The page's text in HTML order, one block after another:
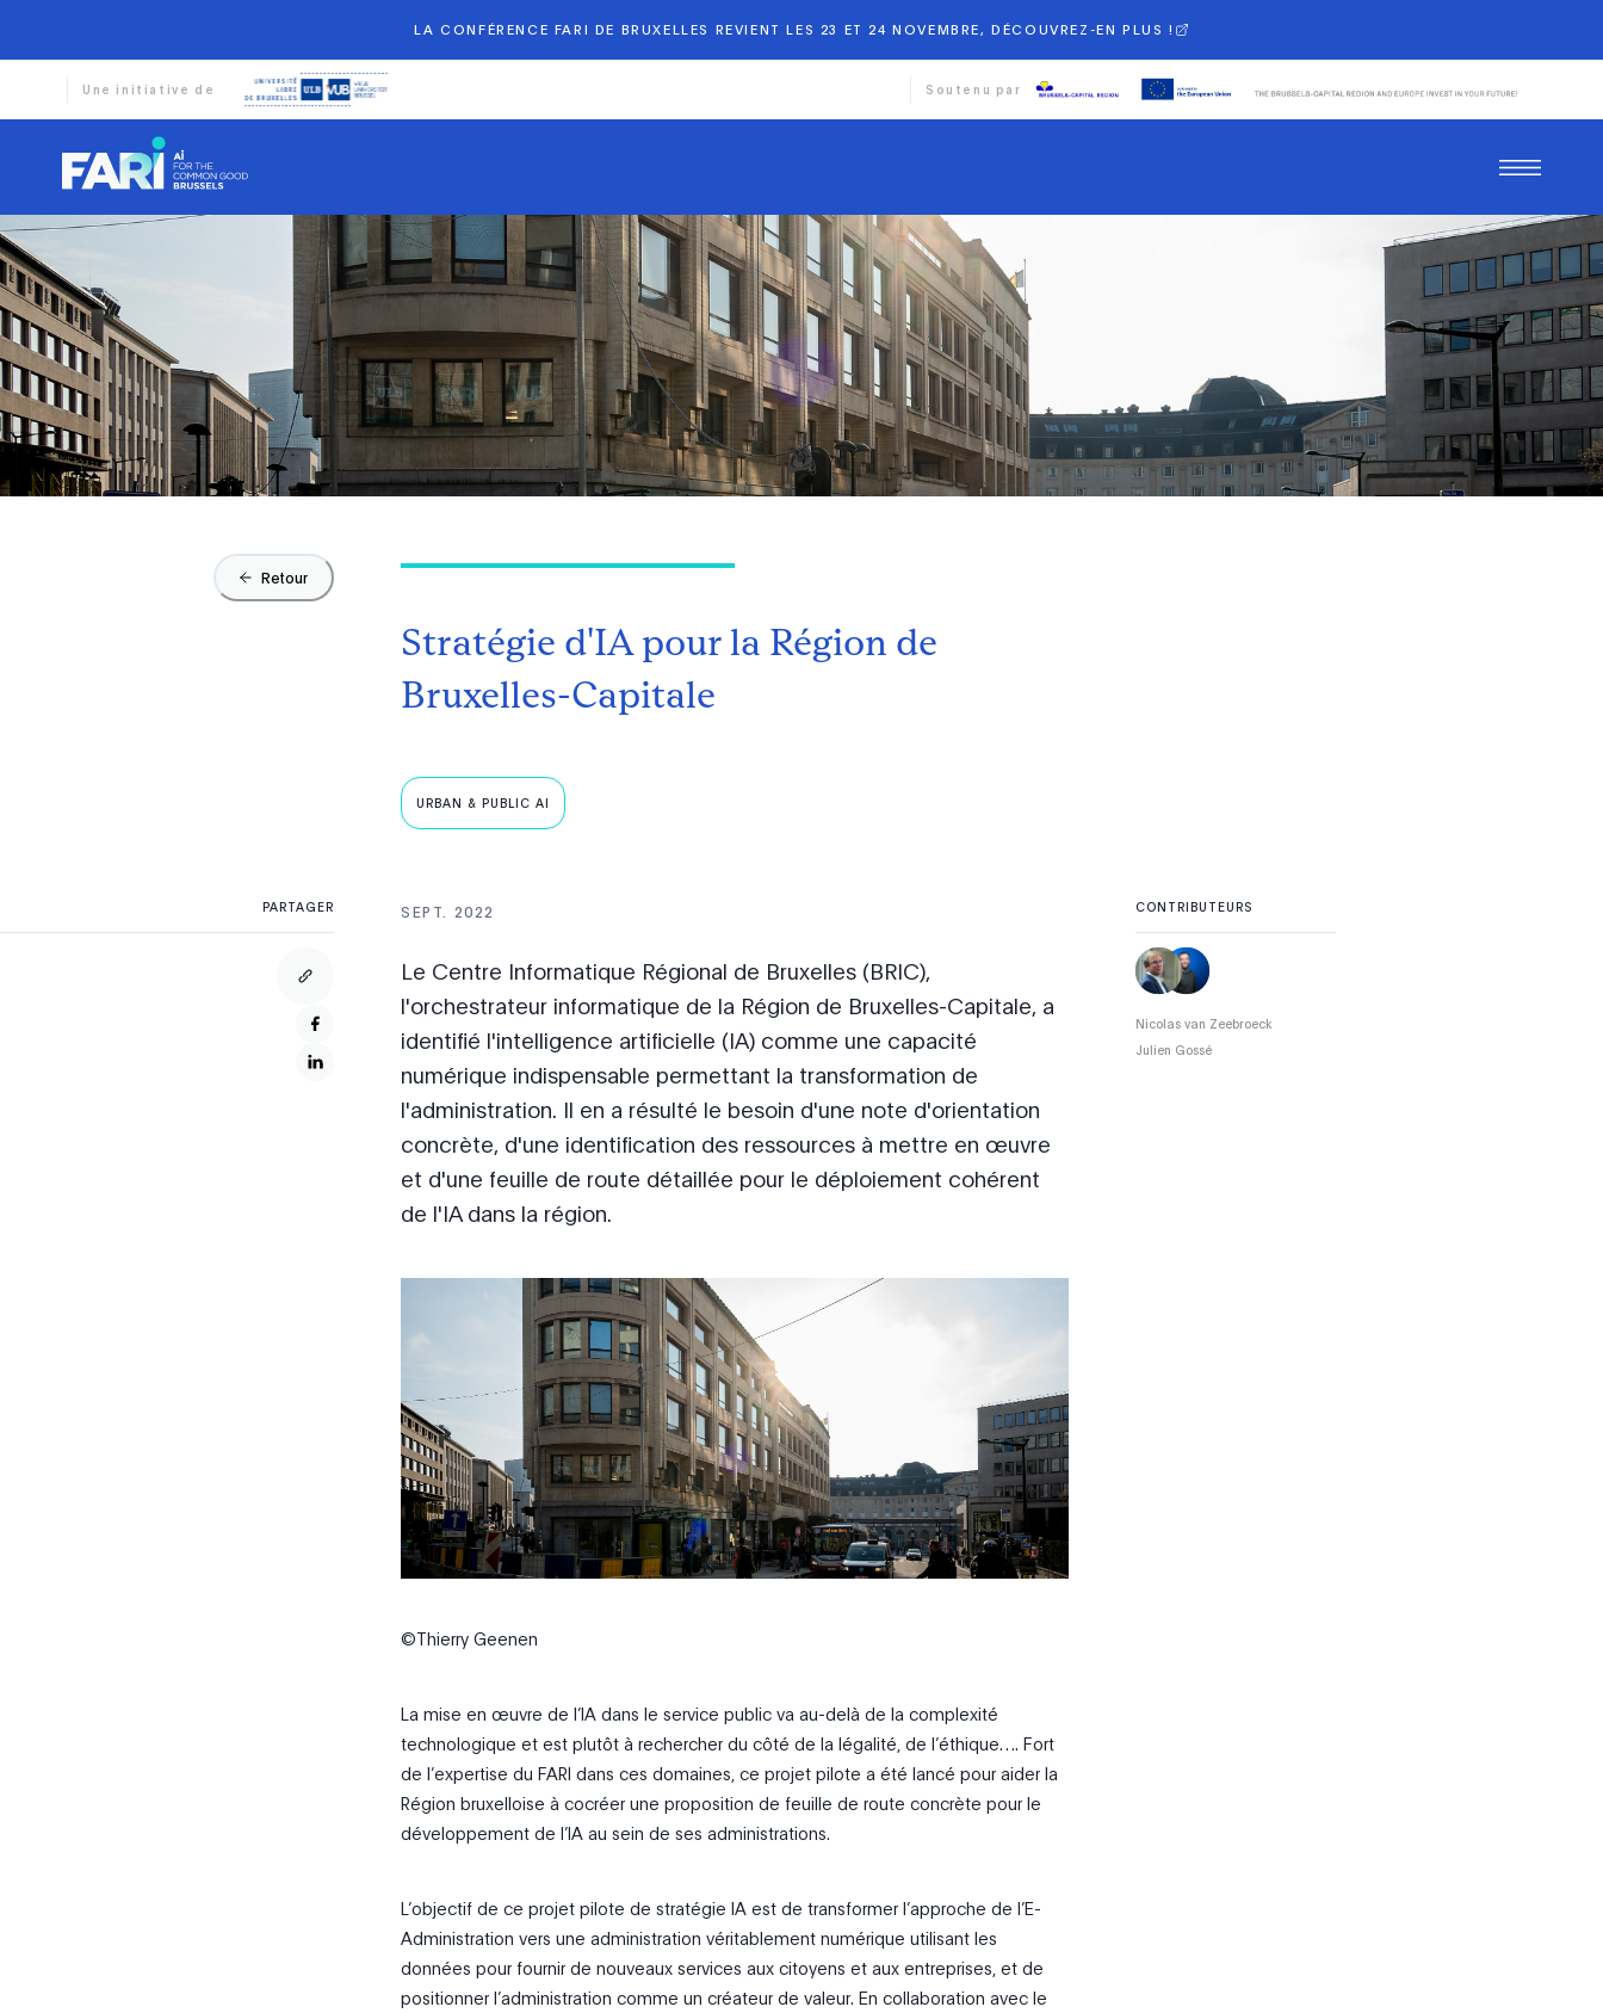
LA CONFÉRENCE FARI DE BRUXELLES REVIENT LES 23 ET 24 NOVEMBRE, DÉCOUVREZ-EN PLUS !
Une initiative de Soutenu par
Retour
Stratégie d'IA pour la Région de
Bruxelles-Capitale
URBAN & PUBLIC AI
SEPT. 2022
Le Centre Informatique Régional de Bruxelles (BRIC),
l'orchestrateur informatique de la Région de Bruxelles-Capitale, a
identifié l'intelligence artificielle (IA) comme une capacité
numérique indispensable permettant la transformation de
l'administration. Il en a résulté le besoin d'une note d'orientation
concrète, d'une identification des ressources à mettre en œuvre
et d'une feuille de route détaillée pour le déploiement cohérent
de l'IA dans la région.
©Thierry Geenen
La mise en œuvre de l’IA dans le service public va au-delà de la complexité
technologique et est plutôt à rechercher du côté de la légalité, de l’éthique…. Fort
de l’expertise du FARI dans ces domaines, ce projet pilote a été lancé pour aider la
Région bruxelloise à cocréer une proposition de feuille de route concrète pour le
développement de l’IA au sein de ses administrations.
L’objectif de ce projet pilote de stratégie IA est de transformer l’approche de l’E-
Administration vers une administration véritablement numérique utilisant les
données pour fournir de nouveaux services aux citoyens et aux entreprises, et de
positionner l’administration comme un créateur de valeur. En collaboration avec le
CONTRIBUTEURS
Nicolas van Zeebroeck
Julien Gossé
PARTAGER